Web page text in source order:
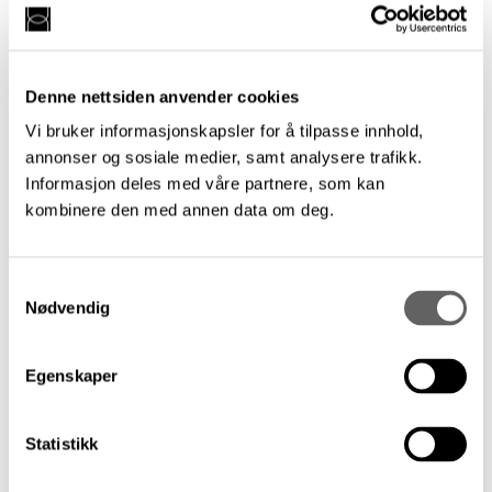
Denne nettsiden anvender cookies
Vi bruker informasjonskapsler for å tilpasse innhold,
annonser og sosiale medier, samt analysere trafikk.
Informasjon deles med våre partnere, som kan
kombinere den med annen data om deg.
Nødvendig
Egenskaper
Statistikk
2025/2026 var:
«Under press – på sporet av Sjostakovitsj»
av Magnus Andersson, Klassekampen, 30.
mai 2025
som blander kvikke anekdoter med solid
(musikk)historisk kunnskap. Han får frem
komponisten Dmitrij Sjostakovitsj fungerte i
Stalin og hans regime. Teksten byr på